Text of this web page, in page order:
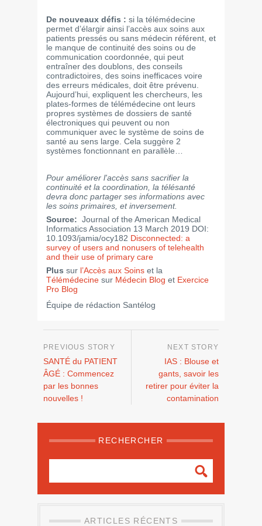
De nouveaux défis : si la télémédecine
permet d’élargir ainsi l’accès aux soins aux
patients pressés ou sans médecin référent, et
le manque de continuité des soins ou de
communication coordonnée, qui peut
entraîner des doublons, des conseils
contradictoires, des soins inefficaces voire
des erreurs médicales, doit être prévenu.
Aujourd’hui, expliquent les chercheurs, les
plates-formes de télémédecine ont leurs
propres systèmes de dossiers de santé
électroniques qui peuvent ou non
communiquer avec le système de soins de
santé au sens large. Cela suggère 2
systèmes fonctionnant en parallèle…
Pour améliorer l'accès sans sacrifier la
continuité et la coordination, la télésanté
devra donc partager ses informations avec
les soins primaires, et inversement.
Source: Journal of the American Medical
Informatics Association 13 March 2019 DOI:
10.1093/jamia/ocy182 Disconnected: a
survey of users and nonusers of telehealth
and their use of primary care
Plus sur l’Accès aux Soins et la
Télémédecine sur Médecin Blog et Exercice
Pro Blog
Équipe de rédaction Santélog
SANTÉ du PATIENT
ÂGÉ : Commencez
par les bonnes
nouvelles !
IAS : Blouse et
gants, savoir les
retirer pour éviter la
contamination
RECHERCHER
ARTICLES RÉCENTS